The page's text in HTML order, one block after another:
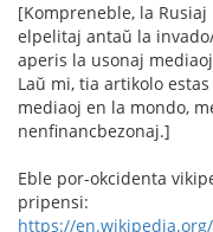
[Kompreneble, la
elpelitaj antaŭ la
aperis la usonaj
Laŭ mi, tia artikolo
mediaoj en la mondo,
nenfinancbezonaj.]
Eble por-okcidenta
pripensi:
https://